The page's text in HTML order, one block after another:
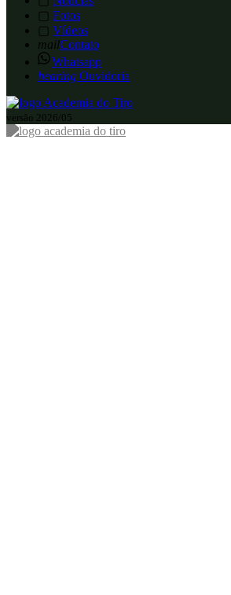
▢ Fotos
▢ Vídeos
mailContato
Whatsapp
hearing Ouvidoria
versão 2026/05